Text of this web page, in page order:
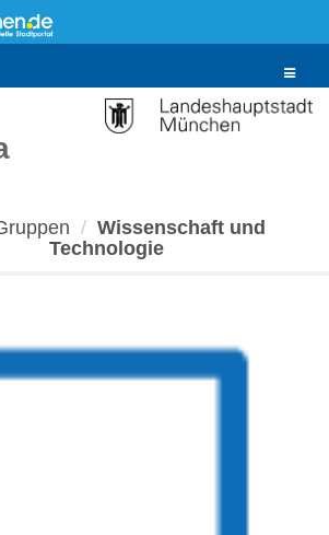
Toggle
Wissenschaft und
Technologie